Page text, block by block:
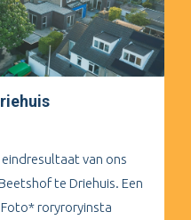
van ons
te Driehuis. Een
roryroryinsta